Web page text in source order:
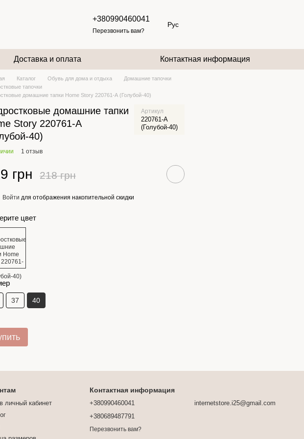
+380990460041
Перезвонить вам?
Рус
Доставка и оплата Контактная информация
Каталог Обувь для дома и отдыха
Домашние тапочки
тапочки
домашние тапки Home Story 220761-А (Голубой-40)
домашние тапки
Story 220761-А
40)
Артикул
220761-А
(Голубой-40)
1 отзыв
грн 218 грн
Войти для отображения накопительной скидки
цвет
37 40
личный кабинет
Контактная информация
+380990460041
+380689487791
Перезвонить вам?
internetstore.i25@gmail.com